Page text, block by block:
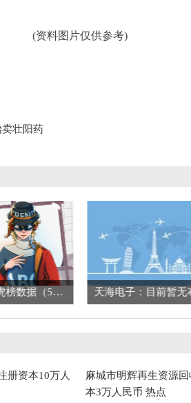
(资料图片仅供参考)
壮阳药
快克智能龙虎榜数据（5月27日） 焦点快看
册资本10万人
麻城市明辉再生资源
本3万人民币 热点